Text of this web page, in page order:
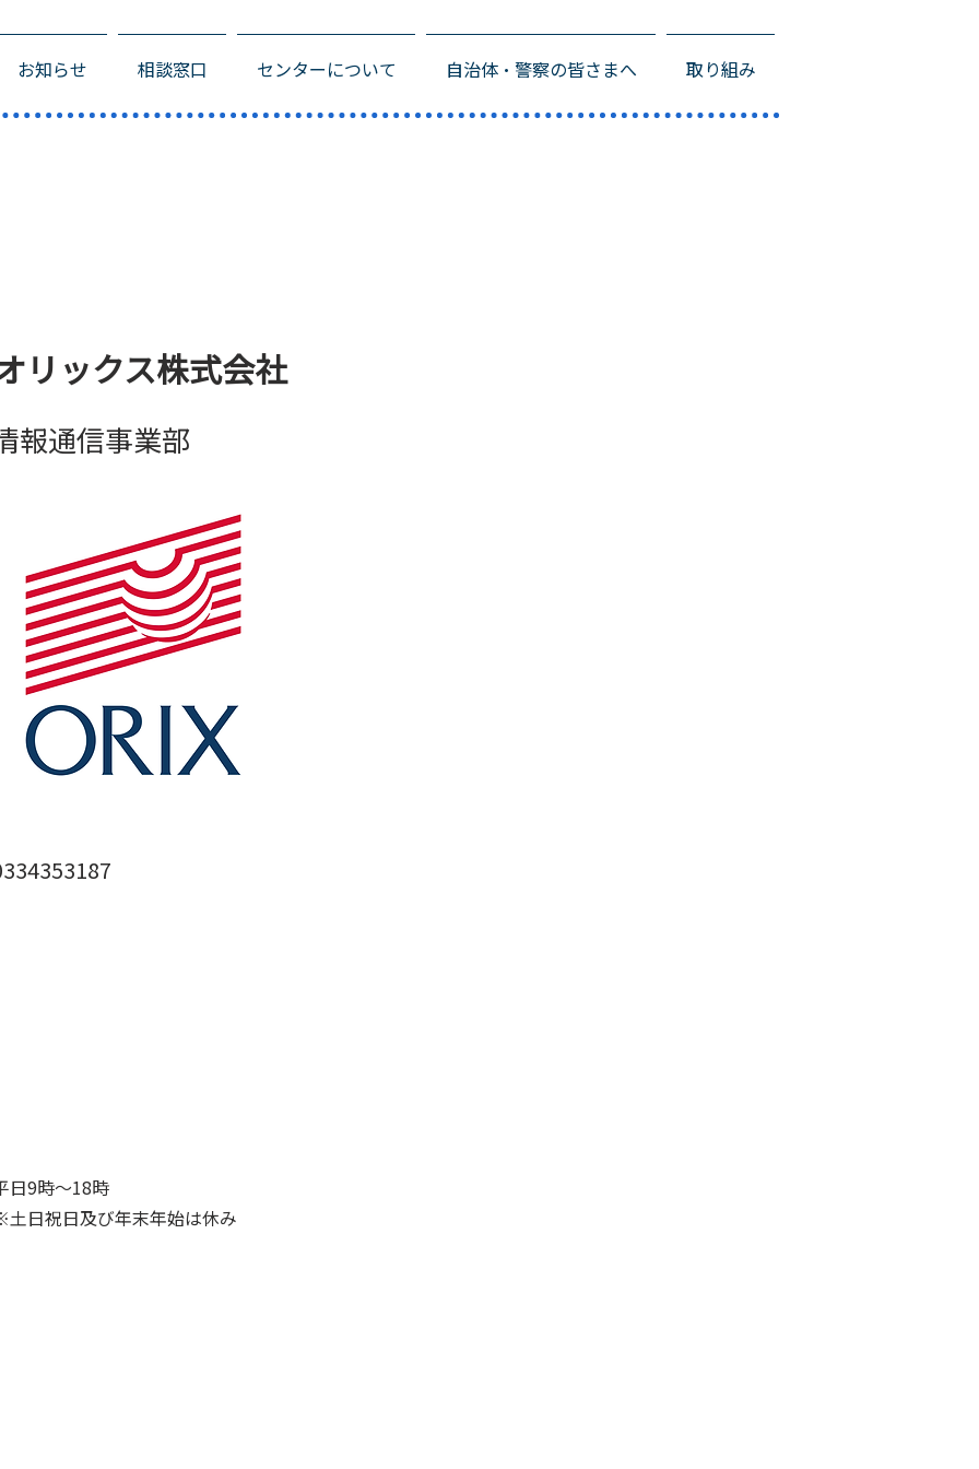
お知らせ 相談窓口 センターについて 自治体・警察の皆さまへ 取り組み
リックス株式会社
報通信事業部
日9時～18時
土日祝日及び年末年始は休み